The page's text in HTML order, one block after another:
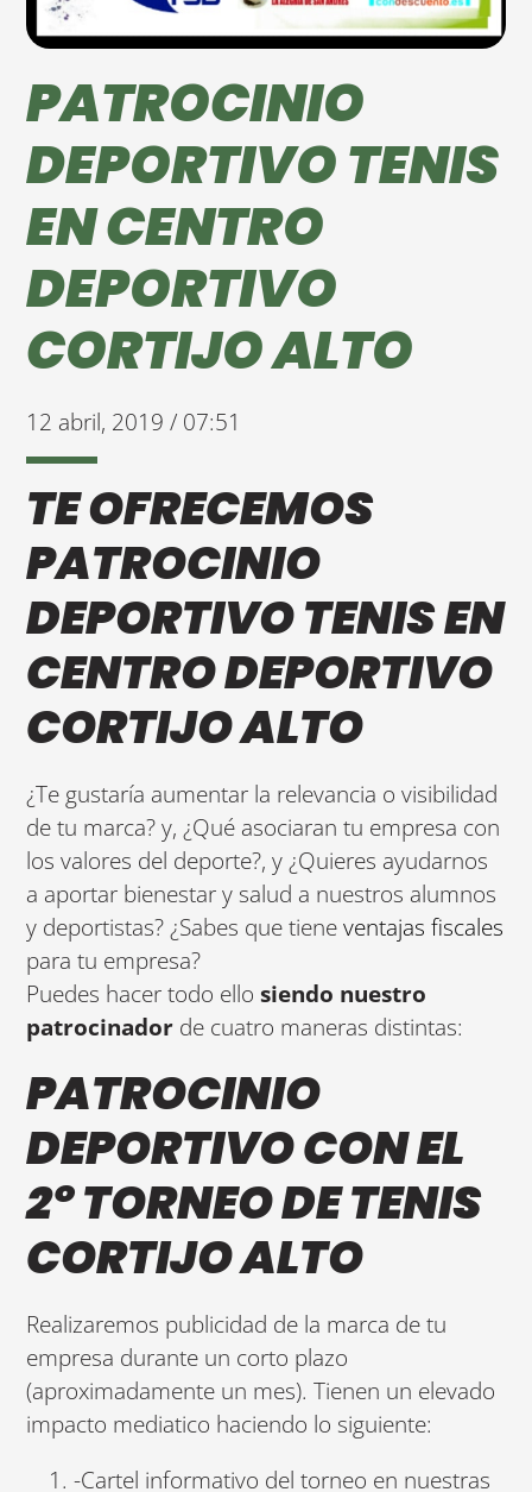
PATROCINIO
DEPORTIVO TENIS
EN CENTRO
DEPORTIVO
CORTIJO ALTO
12 abril, 2019 / 07:51
TE OFRECEMOS
PATROCINIO
DEPORTIVO TENIS EN
CENTRO DEPORTIVO
CORTIJO ALTO
¿Te gustaría aumentar la relevancia o visibilidad
de tu marca? y, ¿Qué asociaran tu empresa con
los valores del deporte?, y ¿Quieres ayudarnos
a aportar bienestar y salud a nuestros alumnos
y deportistas? ¿Sabes que tieneventajas fiscales
para tu empresa?
Puedes hacer todo ellosiendo nuestro
patrocinador de cuatro maneras distintas:
PATROCINIO
DEPORTIVO CON EL
2º TORNEO DE TENIS
CORTIJO ALTO
Realizaremos publicidad de la marca de tu
empresa durante un corto plazo
(aproximadamente un mes). Tienen un elevado
impacto mediatico haciendo lo siguiente:
-Cartel informativo del torneo en nuestras